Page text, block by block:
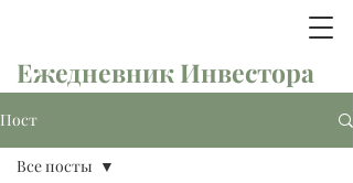
Ежедневник Инвестора
Пост
Все посты